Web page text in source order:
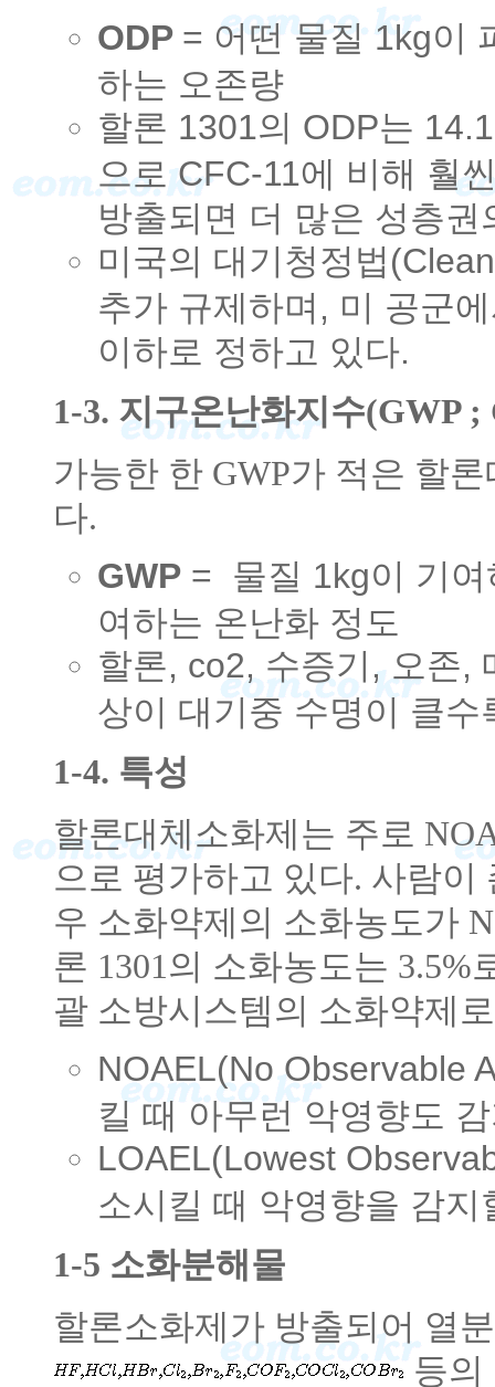
ODP = 어떤 물질 1kg이
하는 오존량
할론 1301의 ODP는
으로 CFC-11에 비해 훨
방출되면 더 많은 성층
미국의 대기청정법
추가 규제하며, 미 공군
이하로 정하고 있다.
1-3. 지구온난화지수(GWP
가능한 한 GWP가 적은 할
다.
GWP = 물질 1kg이 기여
여하는 온난화 정도
할론, co2, 수증기, 오존,
상이 대기중 수명이 클
1-4. 특성
할론대체소화제는 주로
으로 평가하고 있다. 사람
우 소화약제의 소화농도가
론 1301의 소화농도는
괄 소방시스템의 소화약제
NOAEL(No Observable
킬 때 아무런 악영향도
LOAEL(Lowest
소시킬 때 악영향을 감
1-5 소화분해물
할론소화제가 방출되어 열
등의